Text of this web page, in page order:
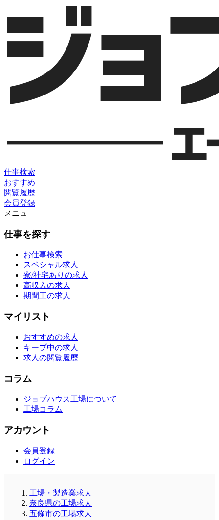
仕事検索
おすすめ
閲覧履歴
会員登録
メニュー
仕事を探す
お仕事検索
スペシャル求人
寮/社宅ありの求人
高収入の求人
期間工の求人
マイリスト
おすすめの求人
キープ中の求人
求人の閲覧履歴
コラム
ジョブハウス工場について
工場コラム
アカウント
会員登録
ログイン
工場・製造業求人
奈良県の工場求人
五條市の工場求人